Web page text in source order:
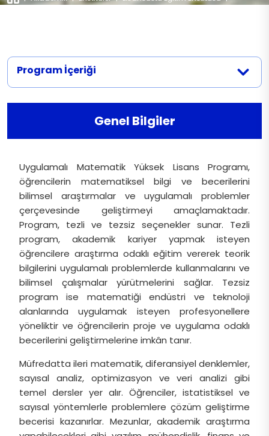
Alım Koşulları ve Kontenjan
Program İçeriği
Genel Bilgiler
Uygulamalı Matematik Yüksek Lisans Programı,
öğrencilerin matematiksel bilgi ve becerilerini
bilimsel araştırmalar ve uygulamalı problemler
çerçevesinde geliştirmeyi amaçlamaktadır.
Program, tezli ve tezsiz seçenekler sunar. Tezli
program, akademik kariyer yapmak isteyen
öğrencilere araştırma odaklı eğitim vererek teorik
bilgilerini uygulamalı problemlerde kullanmalarını ve
bilimsel çalışmalar yürütmelerini sağlar. Tezsiz
program ise matematiği endüstri ve teknoloji
alanlarında uygulamak isteyen profesyonellere
yöneliktir ve öğrencilerin proje ve uygulama odaklı
becerilerini geliştirmelerine imkân tanır.
Müfredatta ileri matematik, diferansiyel denklemler,
sayısal analiz, optimizasyon ve veri analizi gibi
temel dersler yer alır. Öğrenciler, istatistiksel ve
sayısal yöntemlerle problemlere çözüm geliştirme
becerisi kazanırlar. Mezunlar, akademik araştırma